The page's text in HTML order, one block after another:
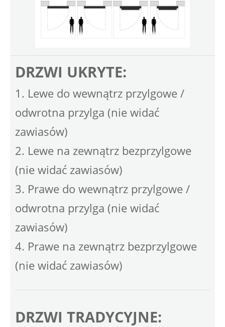
DRZWI UKRYTE:
1. Lewe do wewnątrz przylgowe /
odwrotna przylga (nie widać
zawiasów)
2. Lewe na zewnątrz bezprzylgowe
(nie widać zawiasów)
3. Prawe do wewnątrz przylgowe /
odwrotna przylga (nie widać
zawiasów)
4. Prawe na zewnątrz bezprzylgowe
(nie widać zawiasów)
DRZWI TRADYCYJNE: